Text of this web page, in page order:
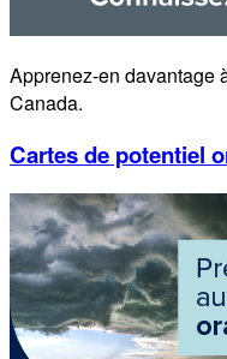
Apprenez-en davantage
Canada.
Cartes de potentiel